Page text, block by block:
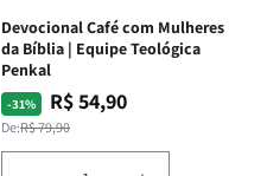
Devocional Café com Mulheres
da Bíblia | Equipe Teológica
Penkal
-31%
Preço
normal
De:R$ 79,90
Preço
promocional
R$ 54,90